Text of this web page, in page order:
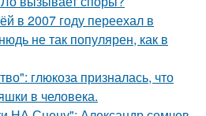
в 2007 году переехал в
не так популярен, как в
глюкоза призналась, что
в человека.